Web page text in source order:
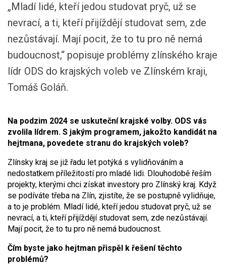
„Mladí lidé, kteří jedou studovat pryč, už se
nevrací, a ti, kteří přijíždějí studovat sem, zde
nezůstávají. Mají pocit, že to tu pro ně nemá
budoucnost,“ popisuje problémy zlínského kraje
lídr ODS do krajských voleb ve Zlínském kraji,
Tomáš Goláň.
Na podzim 2024 se uskuteční krajské volby. ODS vás
zvolila lídrem. S jakým programem, jakožto kandidát na
hejtmana, povedete stranu do krajských voleb?
Zlínsky kraj se již řadu let potýká s vylidňováním a
nedostatkem příležitostí pro mladé lidi. Dlouhodobě řeším
projekty, kterými chci získat investory pro Zlínský kraj. Když
se podíváte třeba na Zlín, zjistíte, že se postupně vylidňuje,
a to je problém. Mladí lidé, kteří jedou studovat pryč, už se
nevrací, a ti, kteří přijíždějí studovat sem, zde nezůstávají.
Mají pocit, že to tu pro ně nemá budoucnost.
Čím byste jako hejtman přispěl k řešení těchto
problémů?